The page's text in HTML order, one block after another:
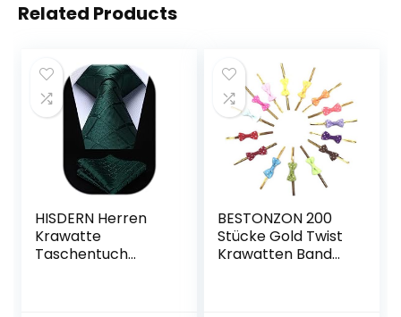
Related Products
HISDERN Herren
Krawatte
Taschentuch
BESTONZON 200
Stücke Gold Twist
Krawatten Band